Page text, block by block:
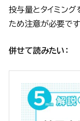
投与量とタイミン
ため注意が必要です
併せて読みたい：